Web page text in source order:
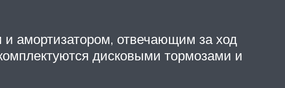
амортизатором, отвечающим за ход
дисковыми тормозами и